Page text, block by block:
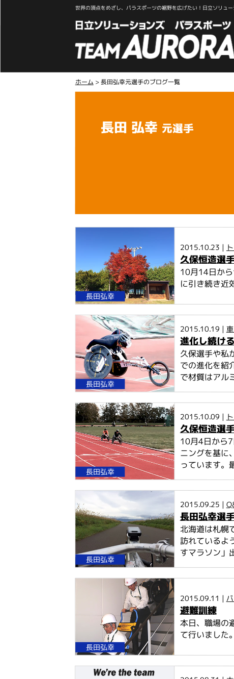
世界の頂点をめざし、パラスポーツの裾野を広げたい！日立ソリュ
ホーム >長田弘幸元選手のブログ一覧
長田 弘幸 元選手
長田弘幸
2015.10.23 |
久保恒造選
10月14日か
に引き続き近
長田弘幸
2015.10.19 |
進化し続け
久保選手や私
での進化を紹
で材質はアル
長田弘幸
2015.10.09 |
久保恒造選
10月4日から
ニングを基に
っています。
長田弘幸
2015.09.25 |
長田弘幸選
北海道は札幌
訪れているよ
すマラソン」
長田弘幸
2015.09.11 |
避難訓練
本日、職場の
て行いました